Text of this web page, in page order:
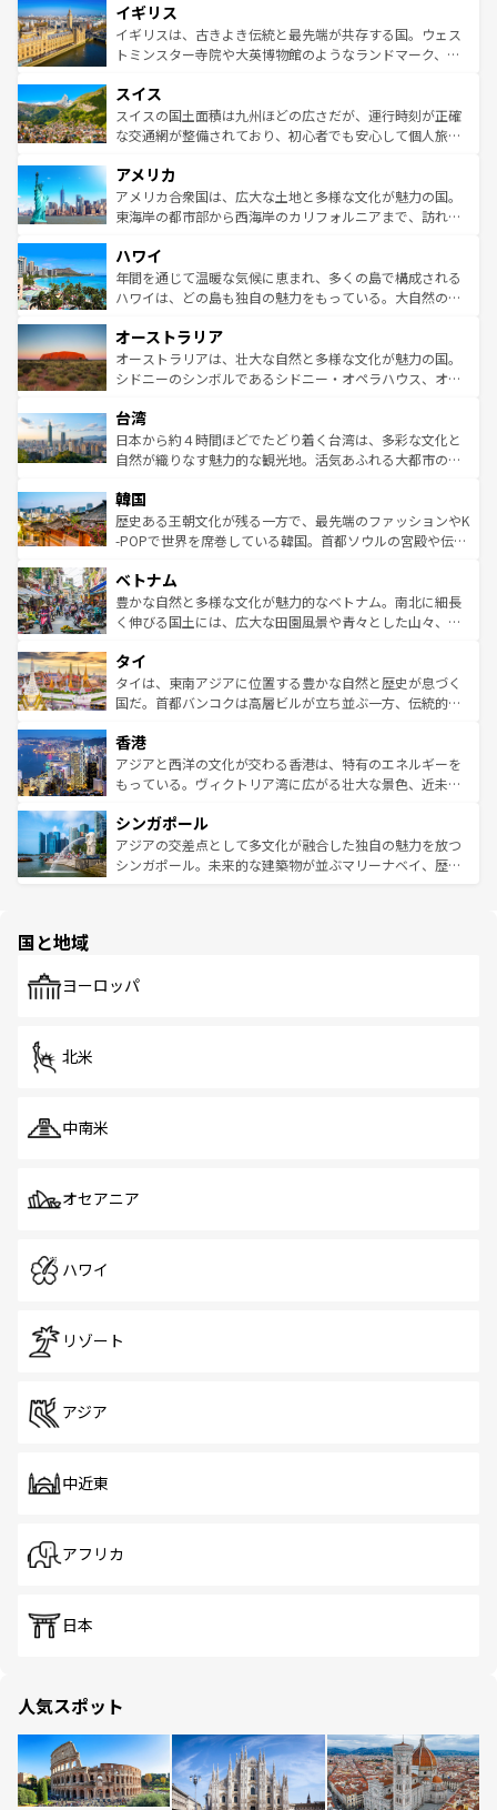
いる。シャンパンの発祥地であるランス、プロヴァンスの
香り高いラベンダー畑など、多彩な楽しみ方が可能だ。さ
らに、パリ以外の地域にも魅力が溢れており、どの街角に
れる地方に足を運ぶとそれぞれで全く異なる文化を体験で
きるだろう。 なお、新着のフランス情報はコンテンツ一覧
を参照してほしい。
顔を持つこの国は、どこを歩いても飽きることがない。ベ
ルリンの文化的活気、バイエルン州のアルプスの絶景、そ
してライン川沿いのワイン畑といった風景は必見。ビール
は、お酒好きな人にはぜひ体験してほしい。 なお、新着の
ドイツ情報はコンテンツ一覧を参照してほしい。
イギリス
イギリスは、古きよき伝統と最先端が共存する国。ウェス
トミンスター寺院や大英博物館のようなランドマーク、歴
リアごとに異なる魅力がある。また、優雅なアフタヌーン
ティー、ビール好きにはたまらない英国パブ、サッカー観
戦など、本場だからこそできる体験も豊富。イギリスを旅
ンツ一覧を参照してほしい。
スイス
スイスの国土面積は九州ほどの広さだが、運行時刻が正確
な交通網が整備されており、初心者でも安心して個人旅行
の建物がそのまま残る町や、スイスならではのユニークな
博物館もあり、アルプス観光だけでなく町歩きも満喫する
ことができる。国民の所得が高いため物価も高いが、旅行
ば市内交通費無料で観光を楽しむこともできる。 なお、新
着のスイス情報はコンテンツ一覧 を参照してほしい。
アメリカ
アメリカ合衆国は、広大な土地と多様な文化が魅力の国。
東海岸の都市部から西海岸のカリフォルニアまで、訪れる
のような巨大都市は、観光、ショッピング、エンターテイ
ンメントが詰まった刺激的なスポットだ。一方、アメリカ
西部には大自然が広がり、グランドキャニオンやイエロー
部のニューオーリンズでは、音楽と美食が融合した独特の
文化が魅力。旅行者はアメリカの各地域で異なる魅力を楽
しみながら、その多様性と豊かな歴史を感じることができ
ならではの贅沢な旅のスタイルだ。 なお、新着のアメリカ
情報はコンテンツ一覧を参照してほしい。
ハワイ
年間を通じて温暖な気候に恵まれ、多くの島で構成される
ハワイは、どの島も独自の魅力をもっている。大自然の神
ワイ島は見逃せない。また、定番の観光地といえばオアフ
島だが、静かな自然を求めるならマウイ島やカウアイ島が
おすすめ。エメラルドグリーンに輝く海をはじめ、豊かな
れるおもてなしの心で訪れる人々を迎えてくれるハワイの
人々、おいしいローカルフードやハワイアンミュージッ
ク、伝統的なフラダンスなど、すべてがハワイの魅力を彩
ワイを、存分に味わってほしい。 なお、新着のハワイ情報
はコンテンツ一覧を参照してほしい。
オーストラリア
オーストラリアは、壮大な自然と多様な文化が魅力の国。
シドニーのシンボルであるシドニー・オペラハウス、オー
リアリーフや大陸中央部にそびえるウルル（エアーズロッ
ク）、タスマニアの美しい原生林やケアンズの熱帯雨林な
ど、見どころがたくさん。また、カフェやワイン、オージ
いる。アクティビティも充実しており、サーフィンやダイ
ビング、ハイキングなど、アウトドア好きにはたまらな
い。オーストラリアの多彩な魅力を存分に味わいつくそ
参照してほしい。
台湾
日本から約４時間ほどでたどり着く台湾は、多彩な文化と
自然が織りなす魅力的な観光地。活気あふれる大都市の台
ン）、静ひつな山岳地帯である台湾東部など、都市の喧騒
と山間の静けさが共存しており、訪れる人に新しい発見と
驚きをもたらしてくれる。また、奥深い台湾の食文化も魅
容にもいいと評判のスイーツなど、バラエティ豊かな料理
が味わえる。 なお、新着の台湾情報は コンテンツ一覧を参
照してほしい。
韓国
歴史ある王朝文化が残る一方で、最先端のファッションやK
-POPで世界を席巻している韓国。首都ソウルの宮殿や伝統
き、地方に足を延ばせば四季折々の自然美を楽しむことが
できる。そして、キムチや焼肉、絶品のストリートフード
まで、さまざまな韓国料理が待っている。夜には、韓国な
リティに包まれながら、韓国の多彩な魅力を心ゆくまで味
わってみてほしい。 なお、新着の韓国情報はコンテンツ一
覧を参照してほしい。
ベトナム
豊かな自然と多様な文化が魅力的なベトナム。南北に細長
く伸びる国土には、広大な田園風景や青々とした山々、世
急速な発展と共に伝統が息づく。ハノイの古い町並みやホ
ーチミン市のフランス統治時代の建物も、独特の雰囲気を
醸し出している。また、バラエティの豊かさとおいしさで
とつ。フォーやバインミー、ベトナムコーヒーなどは、ぜ
ひ現地で味わいたい。どの地域を訪れてもあたたかい人々
が旅行者を迎えてくれるので、きっと忘れられない旅にな
参照してほしい。
タイ
タイは、東南アジアに位置する豊かな自然と歴史が息づく
国だ。首都バンコクは高層ビルが立ち並ぶ一方、伝統的な
の活気が交差している。北部ではチェンマイなどの山岳地
帯で自然と触れ合い、南部ではプーケットやクラビの美し
いビーチでリゾート気分を楽しむことができる。タイ料理
激する。気候は一年中温暖で、どの季節にも異なる楽しみ
が待っている。親しみやすいタイの人々、仏教を中心とし
た文化、そして多様な観光資源が、訪れる旅人を魅了し続
香港
アジアと西洋の文化が交わる香港は、特有のエネルギーを
もっている。ヴィクトリア湾に広がる壮大な景色、近未来
み、どこを訪れても感動するはず。観光スポットが密集し
ており、効率よく見どころを回れるのも魅力。息をのむよ
うな絶景から文化的な体験まで、香港を存分に楽しみ尽く
シンガポール
アジアの交差点として多文化が融合した独自の魅力を放つ
シンガポール。未来的な建築物が並ぶマリーナベイ、歴史
で、ホーカーズは地元の風情を楽しめる外せないスポット
国と地域
ヨーロッパ
北米
中南米
オセアニア
ハワイ
リゾート
アジア
中近東
アフリカ
日本
人気スポット